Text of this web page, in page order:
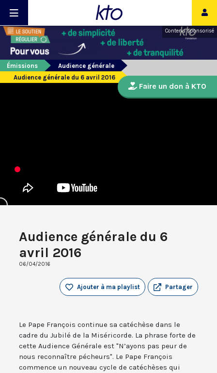
Contenu sponsorisé
Émissions
Audience générale
Audience générale du 6 avril 2016
Audience générale du 6
avril 2016
06/04/2016
Partager
Ajouter à ma playlist
Le Pape François continue sa catéchèse dans le
cadre du Jubilé de la Miséricorde. La phrase forte de
cette Audience Générale est "N’ayons pas peur de
nous reconnaître pécheurs". Le Pape François
commence un nouveau cycle de catéchèses qui
Faire un don à KTO